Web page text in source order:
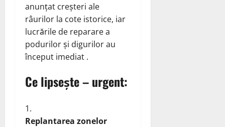
anunțat creșteri ale
râurilor la cote istorice, iar
lucrările de reparare a
podurilor și digurilor au
început imediat .
Ce lipsește – urgent:
Replantarea zonelor